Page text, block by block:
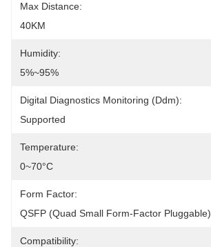
Max Distance:
40KM
Humidity:
5%~95%
Digital Diagnostics Monitoring (Ddm):
Supported
Temperature:
0~70°C
Form Factor:
QSFP (Quad Small Form-Factor Pluggable)
Compatibility: